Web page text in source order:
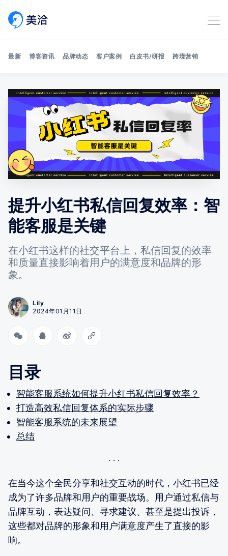
Search 美洽博客
最新 博客资讯 品牌动态 客户案例 白皮书/研报 跨境营销
提升小红书私信回复效率：智
能客服是关键
在小红书这样的社交平台上，私信回复的效率
和质量直接影响着用户的满意度和品牌的形
象。
Lily
2024年01月11日
目录
智能客服系统如何提升小红书私信回复效率？
打造高效私信回复体系的实际步骤
智能客服系统的未来展望
总结
在当今这个全民分享和社交互动的时代，小红书已经
成为了许多品牌和用户的重要战场。用户通过私信与
品牌互动，表达疑问、寻求建议、甚至是提出投诉，
这些都对品牌的形象和用户满意度产生了直接的影
响。